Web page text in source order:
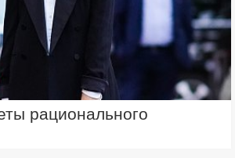
рационального